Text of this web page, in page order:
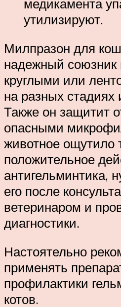
медикамента
утилизируют.
Милпразон для
надежный союзник
круглыми или
на разных стадиях
Также он защитит
опасными
животное ощутило
положительное
антигельминтика,
его после
ветеринаром и
диагностики.
Настоятельно
применять
профилактики
котов.